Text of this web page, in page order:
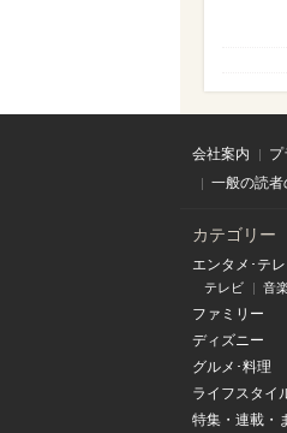
会社案内 プ
一般の読
カテゴリー
エンタメ･テ
テレビ 音楽
ファミリー
ディズニー
グルメ･料理
ライフスタイ
特集 ・ 連載 ・